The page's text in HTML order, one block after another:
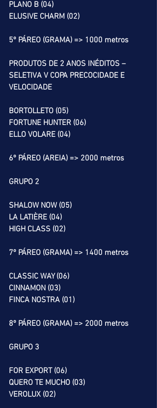
PLANO B (04)
ELUSIVE CHARM (02)
5º PÁREO (GRAMA) => 1000 metros
PRODUTOS DE 2 ANOS INÉDITOS –
SELETIVA V COPA PRECOCIDADE E
VELOCIDADE
BORTOLLETO (05)
FORTUNE HUNTER (06)
ELLO VOLARE (04)
6º PÁREO (AREIA) => 2000 metros
GRUPO 2
SHALOW NOW (05)
LA LATIÈRE (04)
HIGH CLASS (02)
7º PÁREO (GRAMA) => 1400 metros
CLASSIC WAY (06)
CINNAMON (03)
FINCA NOSTRA (01)
8º PÁREO (GRAMA) => 2000 metros
GRUPO 3
FOR EXPORT (06)
QUERO TE MUCHO (03)
VEROLUX (02)